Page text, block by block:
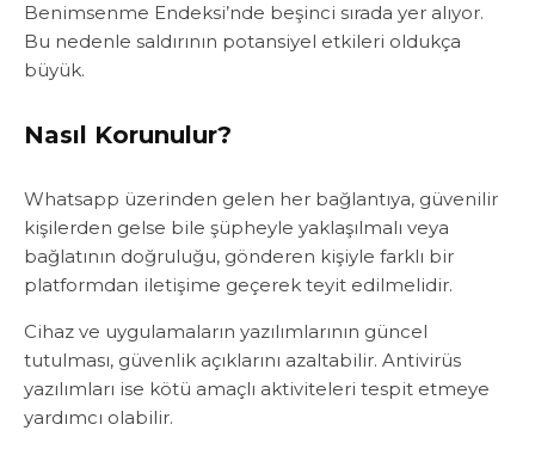
Benimsenme Endeksi’nde beşinci sırada yer alıyor.
Bu nedenle saldırının potansiyel etkileri oldukça
büyük.
Nasıl Korunulur?
Whatsapp üzerinden gelen her bağlantıya, güvenilir
kişilerden gelse bile şüpheyle yaklaşılmalı veya
bağlatının doğruluğu, gönderen kişiyle farklı bir
platformdan iletişime geçerek teyit edilmelidir.
Cihaz ve uygulamaların yazılımlarının güncel
tutulması, güvenlik açıklarını azaltabilir. Antivirüs
yazılımları ise kötü amaçlı aktiviteleri tespit etmeye
yardımcı olabilir.